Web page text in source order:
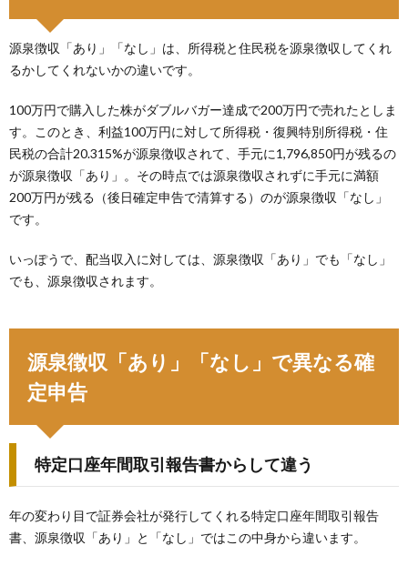
源泉徴収「あり」「なし」は、所得税と住民税を源泉徴収してくれ
るかしてくれないかの違いです。
100万円で購入した株がダブルバガー達成で200万円で売れたとしま
す。このとき、利益100万円に対して所得税・復興特別所得税・住
民税の合計20.315%が源泉徴収されて、手元に1,796,850円が残るの
が源泉徴収「あり」。その時点では源泉徴収されずに手元に満額
200万円が残る（後日確定申告で清算する）のが源泉徴収「なし」
です。
いっぽうで、配当収入に対しては、源泉徴収「あり」でも「なし」
でも、源泉徴収されます。
源泉徴収「あり」「なし」で異なる確
定申告
特定口座年間取引報告書からして違う
年の変わり目で証券会社が発行してくれる特定口座年間取引報告
書、源泉徴収「あり」と「なし」ではこの中身から違います。